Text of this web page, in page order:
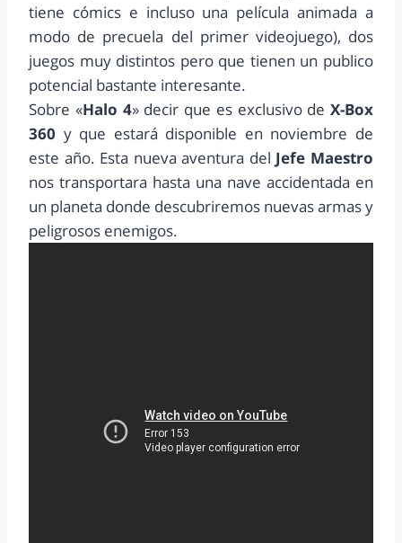
tiene cómics e incluso una película animada a
modo de precuela del primer videojuego), dos
juegos muy distintos pero que tienen un publico
potencial bastante interesante.
Sobre «Halo 4» decir que es exclusivo de X-Box
360 y que estará disponible en noviembre de
este año. Esta nueva aventura del Jefe Maestro
nos transportara hasta una nave accidentada en
un planeta donde descubriremos nuevas armas y
peligrosos enemigos.